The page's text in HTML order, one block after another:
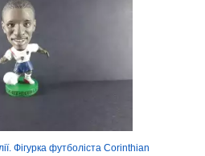
Фігурка футболіста Corinthian